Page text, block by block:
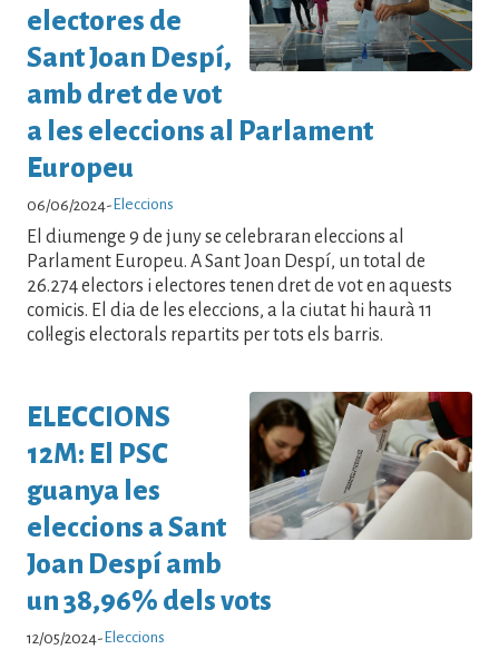
electores de
Sant Joan Despí,
amb dret de vot
a les eleccions al Parlament
Europeu
06/06/2024- Eleccions
El diumenge 9 de juny se celebraran eleccions al
Parlament Europeu. A Sant Joan Despí, un total de
26.274 electors i electores tenen dret de vot en aquests
comicis. El dia de les eleccions, a la ciutat hi haurà 11
col·legis electorals repartits per tots els barris.
ELECCIONS
12M: El PSC
guanya les
eleccions a Sant
Joan Despí amb
un 38,96% dels vots
12/05/2024-Eleccions